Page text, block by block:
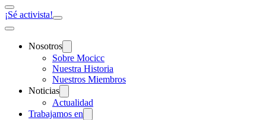
¡Sé activista!
Nosotros
Sobre Mocicc
Nuestra Historia
Nuestros Miembros
Noticias
Actualidad
Trabajamos en